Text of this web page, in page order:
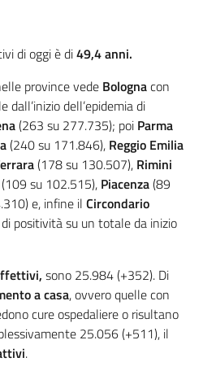
di oggi è di49,4 anni.
province vede Bolognacon
dell’epidemia di
(263 su 277.735); poi Parma
(240 su 171.846), Reggio Emilia
(178 su 130.507), Rimini
(109 su 102.515), Piacenza(89
e, infine il Circondario
positività su un totale da inizio
sono 25.984 (+352). Di
a casa, ovvero quelle con
cure ospedaliere o risultano
25.056 (+511), il
.